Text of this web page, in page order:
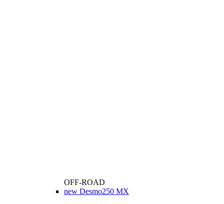
OFF-ROAD
new Desmo250 MX